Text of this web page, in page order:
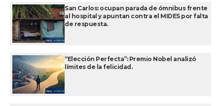
San Carlos: ocupan parada de ómnibus frente
al hospital y apuntan contra el MIDES por falta
de respuesta.
“Elección Perfecta”: Premio Nobel analizó
límites de la felicidad.